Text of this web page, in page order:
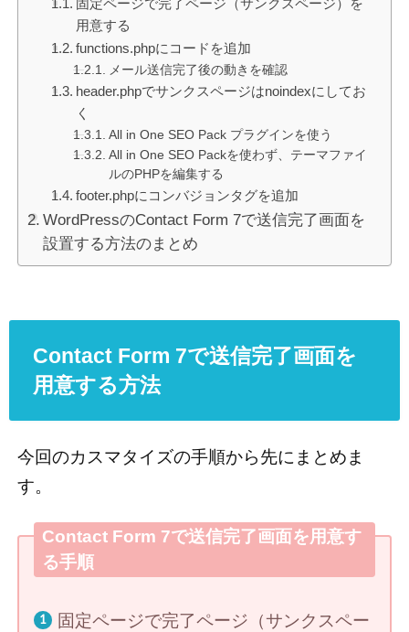
固定ページで完了ページ（サンクスページ）を
用意する
functions.phpにコードを追加
メール送信完了後の動きを確認
header.phpでサンクスページはnoindexにしてお
く
All in One SEO Pack プラグインを使う
All in One SEO Packを使わず、テーマファイ
ルのPHPを編集する
footer.phpにコンバジョンタグを追加
WordPressのContact Form 7で送信完了画面を
設置する方法のまとめ
Contact Form 7で送信完了画面を
用意する方法
今回のカスマタイズの手順から先にまとめま
す。
Contact Form 7で送信完了画面を用意す
る手順
固定ページで完了ページ（サンクスペー